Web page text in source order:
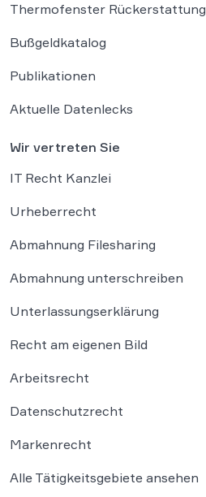
Thermofenster Rückerstattung
Bußgeldkatalog
Publikationen
Aktuelle Datenlecks
Wir vertreten Sie
IT Recht Kanzlei
Urheberrecht
Abmahnung Filesharing
Abmahnung unterschreiben
Unterlassungserklärung
Recht am eigenen Bild
Arbeitsrecht
Datenschutzrecht
Markenrecht
Alle Tätigkeitsgebiete ansehen